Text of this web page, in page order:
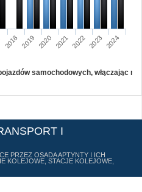
2018 2019 2020 2021 2022 2023 2024
samochodowych, włączając
I
PRZEZ OSADA APTYNTY I ICH
KOLEJOWE, STACJE KOLEJOWE,